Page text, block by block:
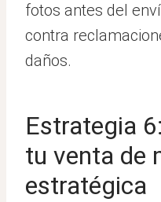
fotos antes del
contra
daños.
Estrategia
tu venta de
estratégica
KO